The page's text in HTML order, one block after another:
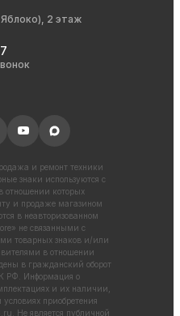
2 этаж
и ремонт техники
знаки используются с
отношении которых
и продаже магазином
в неавторизованном
не связанными с
товарных знаков и/или
в отношении
в гражданский оборот
РФ. Информация о
и их наличии,
приобретения
. Не является публичной